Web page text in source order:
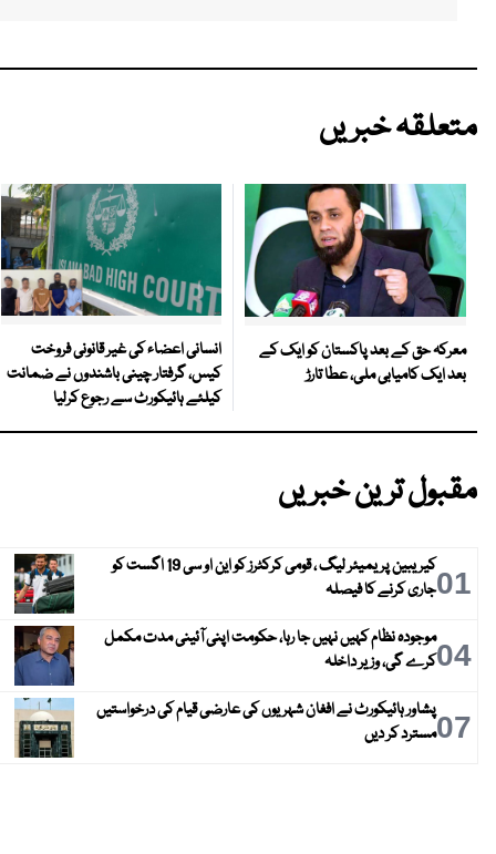
متعلقہ خبریں
معرکہ حق کے بعد پاکستان کو ایک کے
بعد ایک کامیابی ملی، عطا تارڑ
انسانی اعضاء کی غیر قانونی فروخت
کیس، گرفتار چینی باشندوں نے ضمانت
کیلئے ہائیکورٹ سے رجوع کرلیا
مقبول ترین خبریں
01
کیریبین پریمیئر لیگ ، قومی کرکٹرز کو این او سی 19 اگست کو
جاری کرنے کا فیصلہ
04موجودہ نظام کہیں نہیں جا رہا، حکومت اپنی آئینی مدت مکمل
کرے گی، وزیر داخلہ
07پشاور ہائیکورٹ نے افغان شہریوں کی عارضی قیام کی درخواستیں
مسترد کر دیں